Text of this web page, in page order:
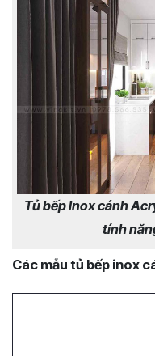
Tủ bếp Inox cánh
tính
Các mẫu tủ bếp inox